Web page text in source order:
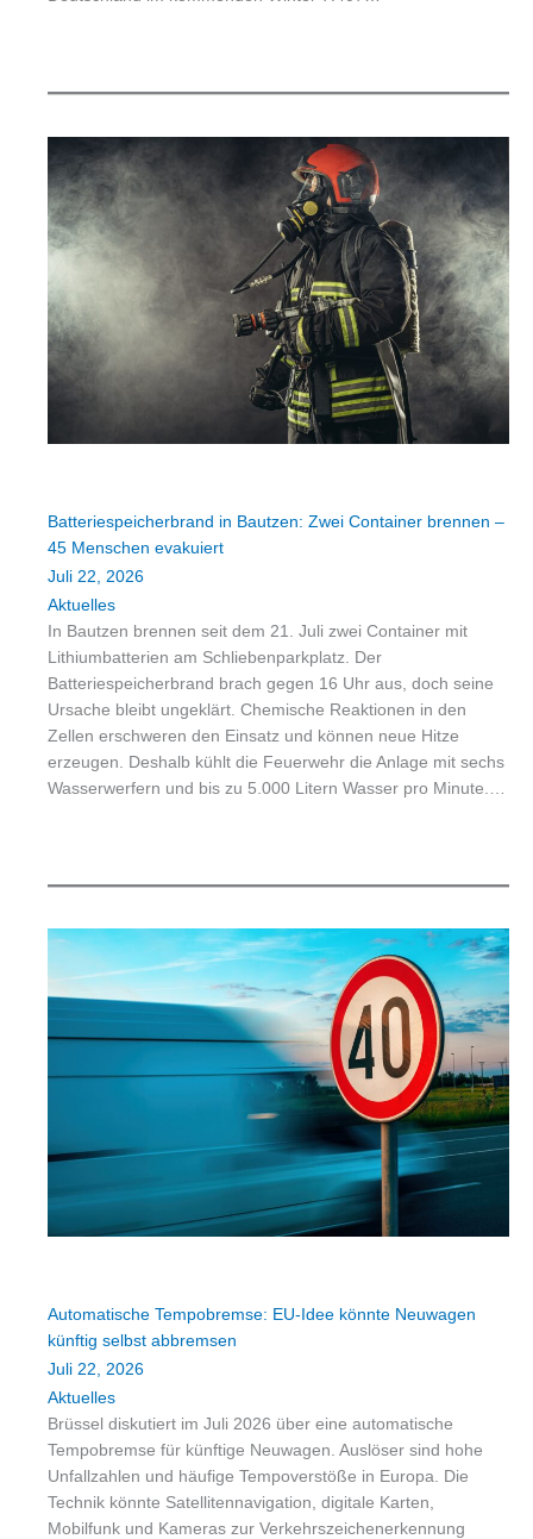
Batteriespeicherbrand in Bautzen: Zwei Container brennen –
45 Menschen evakuiert
Juli 22, 2026
Aktuelles
In Bautzen brennen seit dem 21. Juli zwei Container mit
Lithiumbatterien am Schliebenparkplatz. Der
Batteriespeicherbrand brach gegen 16 Uhr aus, doch seine
Ursache bleibt ungeklärt. Chemische Reaktionen in den
Zellen erschweren den Einsatz und können neue Hitze
erzeugen. Deshalb kühlt die Feuerwehr die Anlage mit sechs
Wasserwerfern und bis zu 5.000 Litern Wasser pro Minute.…
Automatische Tempobremse: EU-Idee könnte Neuwagen
künftig selbst abbremsen
Juli 22, 2026
Aktuelles
Brüssel diskutiert im Juli 2026 über eine automatische
Tempobremse für künftige Neuwagen. Auslöser sind hohe
Unfallzahlen und häufige Tempoverstöße in Europa. Die
Technik könnte Satellitennavigation, digitale Karten,
Mobilfunk und Kameras zur Verkehrszeichenerkennung